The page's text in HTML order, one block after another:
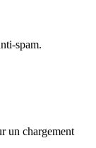
spam.
un chargement